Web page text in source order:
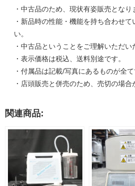
・中古品のため、現状有姿販売となり
・新品時の性能・機能を持ち合わせ
い。
・中古品ということをご理解いただ
・表示価格は税込、送料別途です。
・付属品は記載/写真にあるものが全て
・店頭販売と併売のため、売切の場合
関連商品: